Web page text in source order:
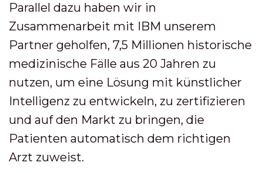
Parallel dazu haben wir in
Zusammenarbeit mit IBM unserem
Partner geholfen, 7,5 Millionen historische
medizinische Fälle aus 20 Jahren zu
nutzen, um eine Lösung mit künstlicher
Intelligenz zu entwickeln, zu zertifizieren
und auf den Markt zu bringen, die
Patienten automatisch dem richtigen
Arzt zuweist.